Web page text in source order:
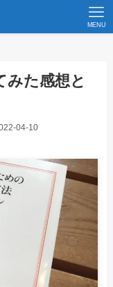
MENU
みた感想と
04-10